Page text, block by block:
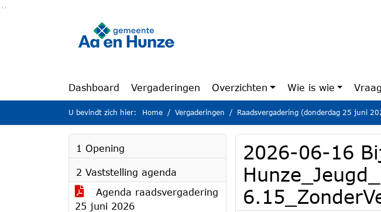
Dashboard Vergaderingen Overzichten Wie is wie
U bevindt zich hier: Home Vergaderingen Raadsvergadering (donderdag 25 juni
1 Opening
2 Vaststelling agenda
Agenda raadsvergadering
25 juni 2026
2026-06-16